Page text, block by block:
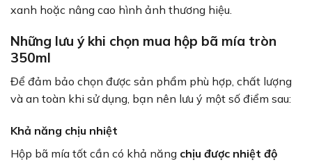
xanh hoặc nâng cao hình ảnh thương hiệu.
Những lưu ý khi chọn mua hộp bã mía tròn
350ml
Để đảm bảo chọn được sản phẩm phù hợp, chất lượng
và an toàn khi sử dụng, bạn nên lưu ý một số điểm sau:
Khả năng chịu nhiệt
Hộp bã mía tốt cần có khả năng chịu được nhiệt độ